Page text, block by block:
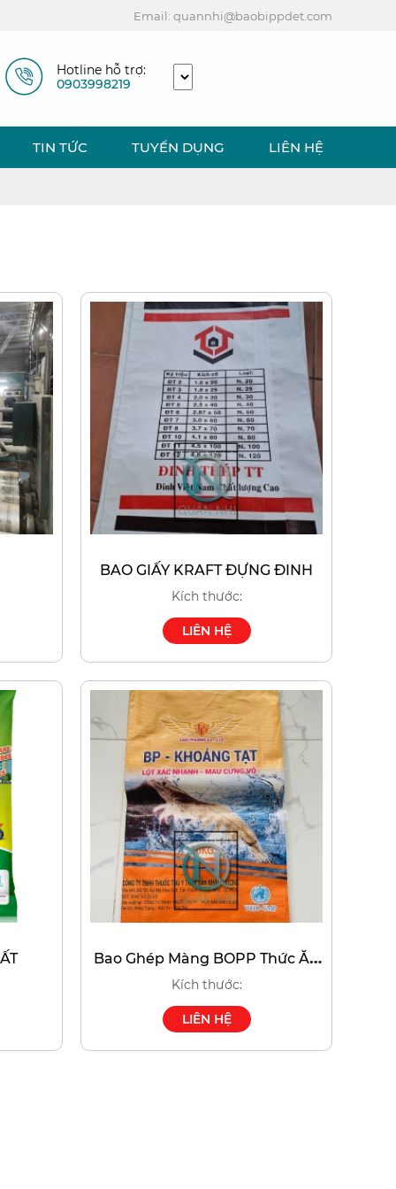
Email: quannhi@baobippdet.com
Hotline hỗ trợ:
0903998219
TIN TỨC TUYỂN DỤNG LIÊN HỆ
BAO GIẤY KRAFT ĐỰNG ĐINH
Kích thước:
LIÊN HỆ
Bao Ghép Màng BOPP Thức Ăn
Cho Tôm
Kích thước:
LIÊN HỆ